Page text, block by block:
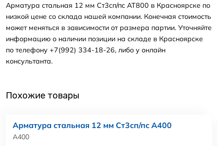
Арматура стальная 12 мм Ст3сп/пс АТ800 в Красноярске по
низкой цене со склада нашей компании. Конечная стоимость
может меняться в зависимости от размера партии. Уточняйте
информацию о наличии позиции на складе в Красноярске
по телефону +7(992) 334-18-26, либо у онлайн
консультанта.
Похожие товары
Арматура стальная 12 мм Ст3сп/пс А400
А400